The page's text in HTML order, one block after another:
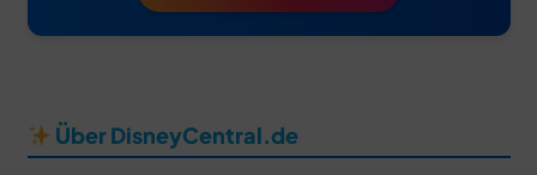
Über DisneyCentral.de